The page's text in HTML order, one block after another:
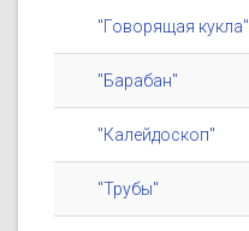
"Говорящая кукла"
"Барабан"
"Калейдоскоп"
"Трубы"